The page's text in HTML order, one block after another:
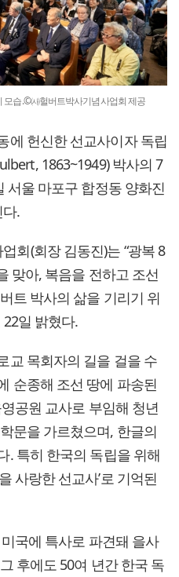
모습.©㈔헐버트박사기념사업회 제공
에 헌신한 선교사이자 독립
1863~1949) 박사의 7
서울 마포구 합정동 양화진
.
회(회장 김동진)는 “광복 8
맞아, 복음을 전하고 조선
트 박사의 삶을 기리기 위
일 밝혔다.
교 목회자의 길을 걸을 수
순종해 조선 땅에 파송된
공원 교사로 부임해 청년
문을 가르쳤으며, 한글의
. 특히 한국의 독립을 위해
사랑한 선교사’로 기억된
국에 특사로 파견돼 을사
후에도 50여 년간 한국 독